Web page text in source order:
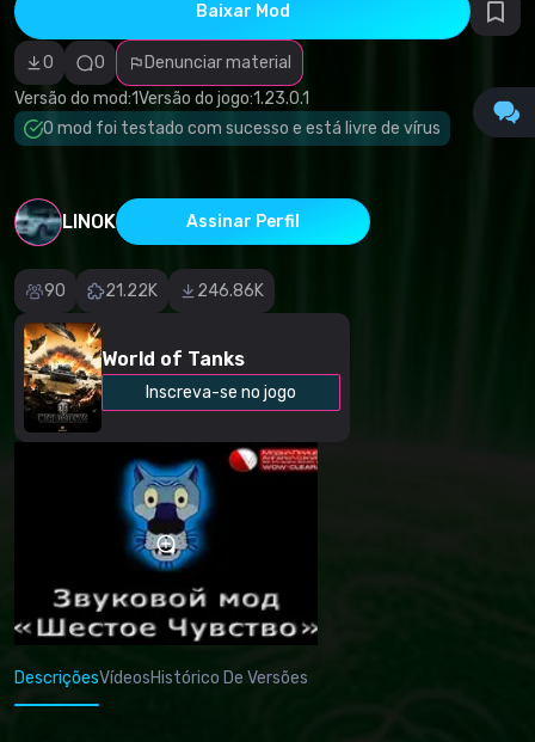
Baixar Mod
0 0
Denunciar material
Versão do mod:1Versão do jogo:1.23.0.1
O mod foi testado com sucesso e está livre de vírus
LINOK Assinar Perfil
90 21.22K 246.86K
World of Tanks
Inscreva-se no jogo
Descrição
imprecisa
Outro
DescriçõesVídeosHistórico De Versões